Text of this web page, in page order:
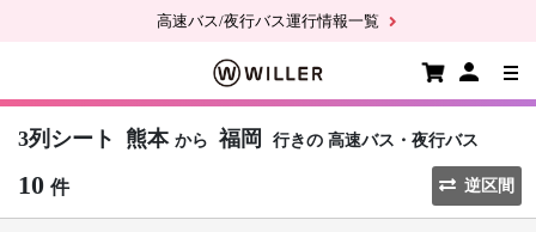
高速バス/夜行バス運行情報一覧
3列シート 熊本 から 福岡 行きの 高速バス・夜行バス
10 件 逆区間